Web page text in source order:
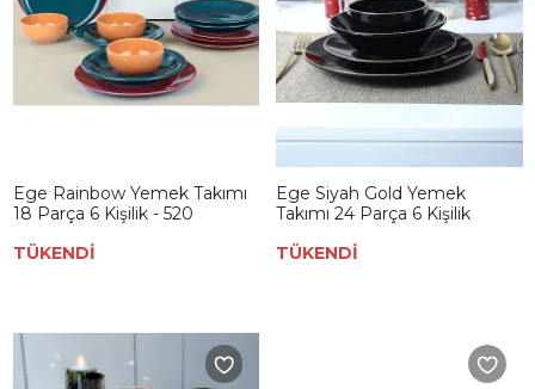
Ege Rainbow Yemek Takımı
18 Parça 6 Kişilik - 520
TÜKENDİ
Ege Siyah Gold Yemek
Takımı 24 Parça 6 Kişilik
TÜKENDİ